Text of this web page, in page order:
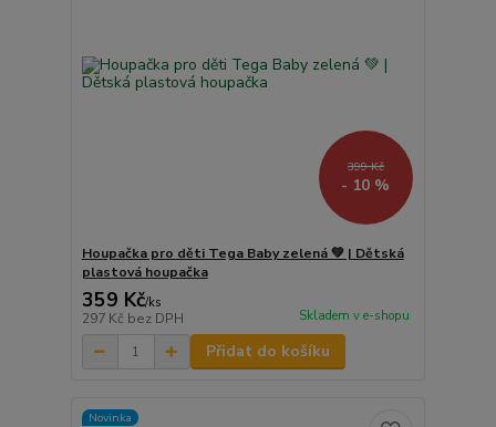
399 Kč
- 10 %
Houpačka pro děti Tega Baby zelená 💚 | Dětská
plastová houpačka
359 Kč/ks
297 Kč bez DPH Skladem v e-shopu
Přidat do košíku
Novinka